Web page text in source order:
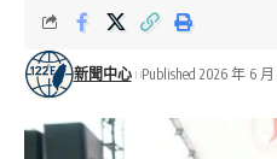
新聞中心 Published 2026 年 6 月